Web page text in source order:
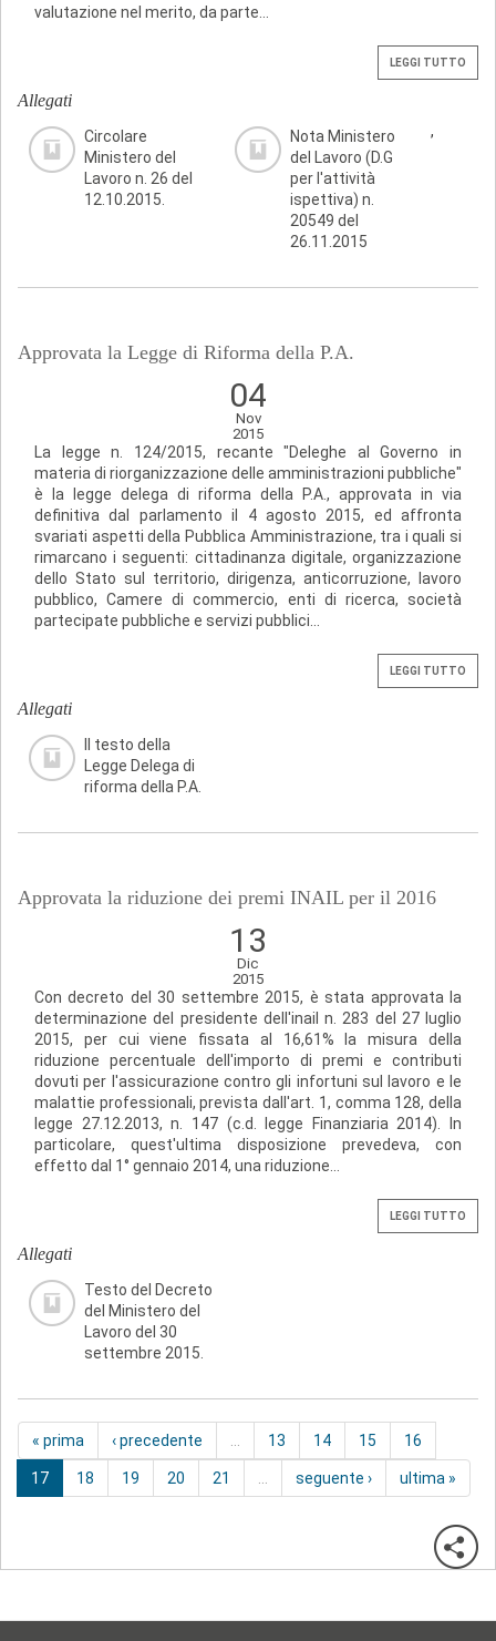
valutazione nel merito, da parte...
LEGGI TUTTO
Allegati
Circolare
Ministero del
Lavoro n. 26 del
12.10.2015.
,
Nota Ministero
del Lavoro (D.G
per l'attività
ispettiva) n.
20549 del
26.11.2015
Approvata la Legge di Riforma della P.A.
04
Nov
2015
La legge n. 124/2015, recante "Deleghe al Governo in
materia di riorganizzazione delle amministrazioni pubbliche"
è la legge delega di riforma della P.A., approvata in via
definitiva dal parlamento il 4 agosto 2015, ed affronta
svariati aspetti della Pubblica Amministrazione, tra i quali si
rimarcano i seguenti: cittadinanza digitale, organizzazione
dello Stato sul territorio, dirigenza, anticorruzione, lavoro
pubblico, Camere di commercio, enti di ricerca, società
partecipate pubbliche e servizi pubblici...
LEGGI TUTTO
Allegati
Il testo della
Legge Delega di
riforma della P.A.
Approvata la riduzione dei premi INAIL per il 2016
13
Dic
2015
Con decreto del 30 settembre 2015, è stata approvata la
determinazione del presidente dell'inail n. 283 del 27 luglio
2015, per cui viene fissata al 16,61% la misura della
riduzione percentuale dell'importo di premi e contributi
dovuti per l'assicurazione contro gli infortuni sul lavoro e le
malattie professionali, prevista dall'art. 1, comma 128, della
legge 27.12.2013, n. 147 (c.d. legge Finanziaria 2014). In
particolare, quest'ultima disposizione prevedeva, con
effetto dal 1° gennaio 2014, una riduzione...
LEGGI TUTTO
Allegati
Testo del Decreto
del Ministero del
Lavoro del 30
settembre 2015.
« prima ‹ precedente 13 14 15 16
17 18 19 20 21 seguente › ultima »